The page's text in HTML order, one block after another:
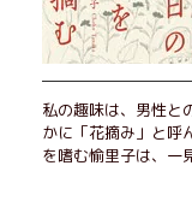
私の趣味は、男性と
かに「花摘み」と
を嗜む愉里子は、一